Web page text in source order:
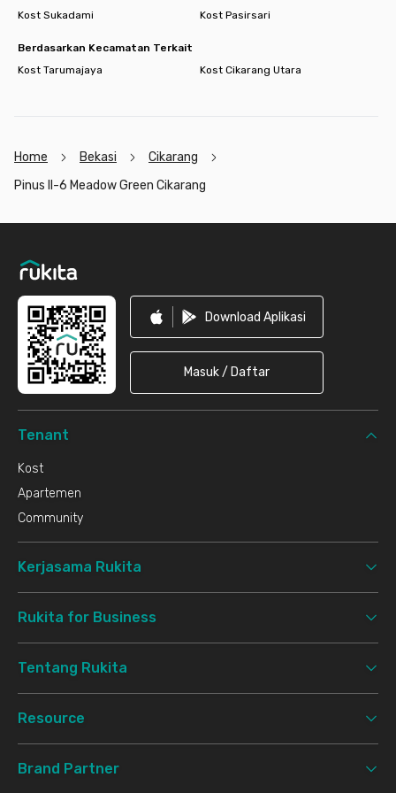
Kost Sukadami
Kost Pasirsari
Berdasarkan Kecamatan Terkait
Kost Tarumajaya
Kost Cikarang Utara
Home Bekasi
Cikarang
Pinus II-6 Meadow Green Cikarang
Download Aplikasi
Masuk / Daftar
Tenant
Kost
Apartemen
Community
Kerjasama Rukita
Rukita for Business
Tentang Rukita
Resource
Brand Partner